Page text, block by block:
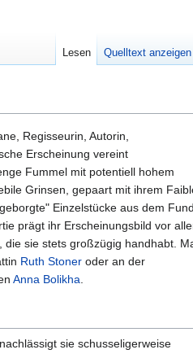
Regisseurin, Autorin,
Erscheinung vereint
Fummel mit potentiell hohem
Grinsen, gepaart mit ihrem
Einzelstücke aus dem
prägt ihr Erscheinungsbild vor
sie stets großzügig handhabt.
Ruth Stoner oder an der
Anna Bolikha.
sie schusseligerweise
Lesen Quelltext anzeigen